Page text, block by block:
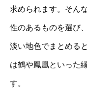
求められます。そん
性のあるものを選び
淡い地色でまとめる
は鶴や鳳凰といった
す。